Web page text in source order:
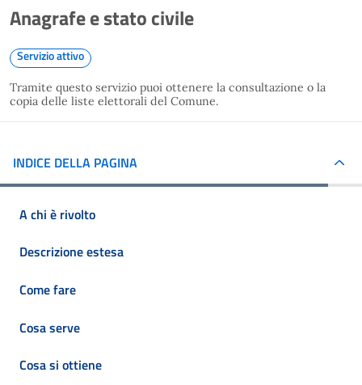
Anagrafe e stato civile
Servizio attivo
Tramite questo servizio puoi ottenere la consultazione o la
copia delle liste elettorali del Comune.
INDICE DELLA PAGINA
A chi è rivolto
Descrizione estesa
Come fare
Cosa serve
Cosa si ottiene